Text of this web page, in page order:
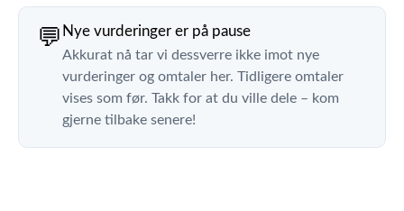
💬 Nye vurderinger er på pause
Akkurat nå tar vi dessverre ikke imot nye
vurderinger og omtaler her. Tidligere omtaler
vises som før. Takk for at du ville dele – kom
gjerne tilbake senere!